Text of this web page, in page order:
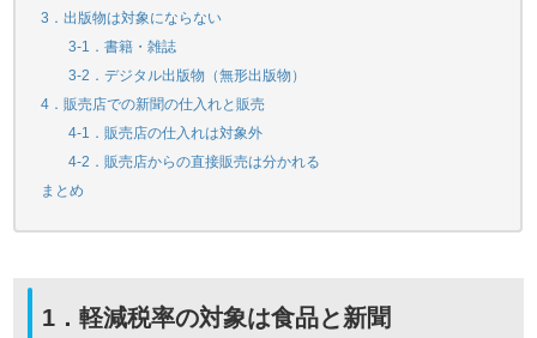
3．出版物は対象にならない
3-1．書籍・雑誌
3-2．デジタル出版物（無形出版物）
4．販売店での新聞の仕入れと販売
4-1．販売店の仕入れは対象外
4-2．販売店からの直接販売は分かれる
まとめ
1．軽減税率の対象は食品と新聞